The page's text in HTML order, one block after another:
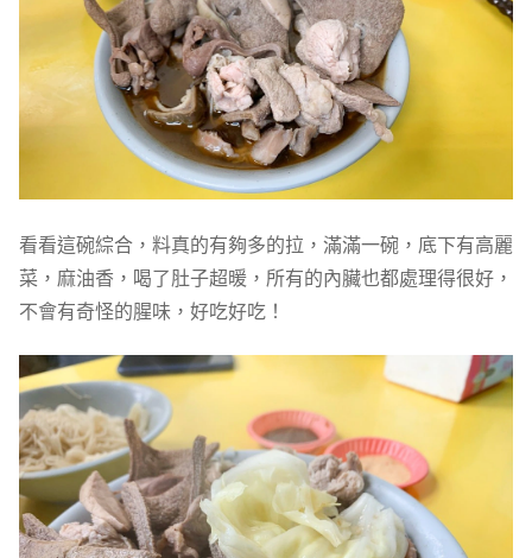
看看這碗綜合，料真的有夠多的拉，滿滿一碗，底下有高麗
菜，麻油香，喝了肚子超暖，所有的內臟也都處理得很好，
不會有奇怪的腥味，好吃好吃！